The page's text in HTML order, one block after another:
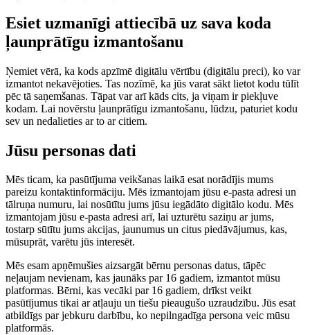
Esiet uzmanīgi attiecībā uz sava koda
ļaunprātīgu izmantošanu
Ņemiet vērā, ka kods apzīmē digitālu vērtību (digitālu preci), ko var
izmantot nekavējoties. Tas nozīmē, ka jūs varat sākt lietot kodu tūlīt
pēc tā saņemšanas. Tāpat var arī kāds cits, ja viņam ir piekļuve
kodam. Lai novērstu ļaunprātīgu izmantošanu, lūdzu, paturiet kodu
sev un nedalieties ar to ar citiem.
Jūsu personas dati
Mēs ticam, ka pasūtījuma veikšanas laikā esat norādījis mums
pareizu kontaktinformāciju. Mēs izmantojam jūsu e-pasta adresi un
tālruņa numuru, lai nosūtītu jums jūsu iegādāto digitālo kodu. Mēs
izmantojam jūsu e-pasta adresi arī, lai uzturētu saziņu ar jums,
tostarp sūtītu jums akcijas, jaunumus un citus piedāvājumus, kas,
mūsuprāt, varētu jūs interesēt.
Mēs esam apņēmušies aizsargāt bērnu personas datus, tāpēc
neļaujam nevienam, kas jaunāks par 16 gadiem, izmantot mūsu
platformas. Bērni, kas vecāki par 16 gadiem, drīkst veikt
pasūtījumus tikai ar atļauju un tiešu pieaugušo uzraudzību. Jūs esat
atbildīgs par jebkuru darbību, ko nepilngadīga persona veic mūsu
platformās.